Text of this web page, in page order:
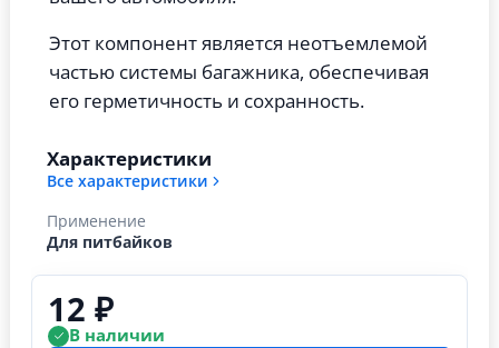
Этот компонент является неотъемлемой
частью системы багажника, обеспечивая
его герметичность и сохранность.
Характеристики
Все характеристики
Применение
Для питбайков
12 ₽
В наличии